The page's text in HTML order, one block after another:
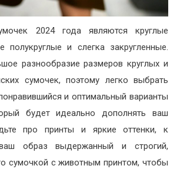
2024 года являются круглые
полукруглые и слегка закругленные.
разнообразие размеров круглых и
сумочек, поэтому легко выбрать
и оптимальный варианты
будет идеально дополнять ваш
про принты и яркие оттенки, к
образ выдержанный и строгий,
сумочкой с животным принтом, чтобы